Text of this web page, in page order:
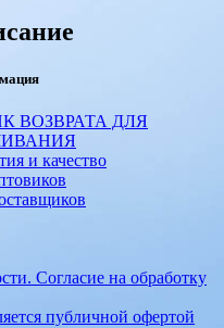
ВОЗВРАТА ДЛЯ
и качество
Согласие на обработку
публичной офертой